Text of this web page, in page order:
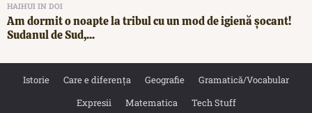
HAIHUI IN DOI
Am dormit o noapte la tribul cu un mod de igienă șocant!
Sudanul de Sud,...
Istorie Care e diferența Geografie
Gramatică/Vocabular
Expresii
Matematica Tech Stuff